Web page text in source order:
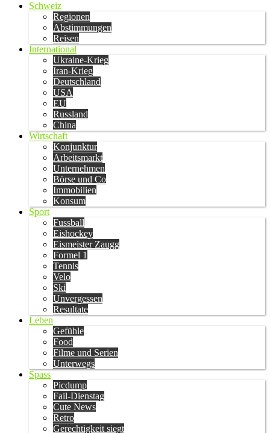
Schweiz
Regionen
Abstimmungen
Reisen
International
Ukraine-Krieg
Iran-Krieg
Deutschland
USA
EU
Russland
China
Wirtschaft
Konjunktur
Arbeitsmarkt
Unternehmen
Börse und Co
Immobilien
Konsum
Sport
Fussball
Eishockey
Eismeister Zaugg
Formel 1
Tennis
Velo
Ski
Unvergessen
Resultate
Leben
Gefühle
Food
Filme und Serien
Unterwegs
Spass
Picdump
Fail-Dienstag
Cute News
Retro
Gerechtigkeit siegt